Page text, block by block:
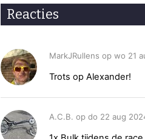
Reacties
MarkJRullens op wo 21
Trots op Alexander!
A.C.B. op do 22 aug